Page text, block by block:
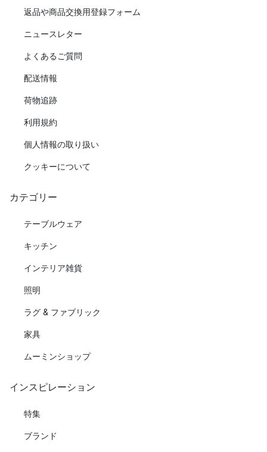
返品や商品交換用登録フォーム
ニュースレター
よくあるご質問
配送情報
荷物追跡
利用規約
個人情報の取り扱い
クッキーについて
カテゴリー
テーブルウェア
キッチン
インテリア雑貨
照明
ラグ & ファブリック
家具
ムーミンショップ
インスピレーション
特集
ブランド